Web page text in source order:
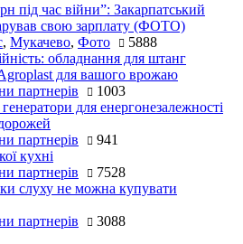
під час війни”: Закарпатський
свою зарплату (ФОТО)
, Мукачево, Фото
5888
обладнання для штанг
для вашого врожаю
партнерів
1003
для енергонезалежності
партнерів
941
кухні
партнерів
7528
слуху не можна купувати
партнерів 3088